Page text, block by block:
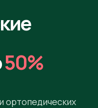
50%
ортопедических